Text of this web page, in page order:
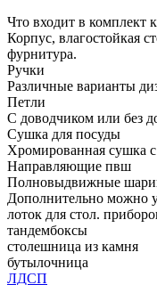
Что входит в комплект
Корпус, влагостойкая
фурнитура.
Ручки
Различные варианты
Петли
С доводчиком или без
Сушка для посуды
Хромированная сушка
Направляющие пвш
Полновыдвижные
Дополнительно можно
лоток для стол.
тандембоксы
столешница из камня
бутылочница
ЛДСП